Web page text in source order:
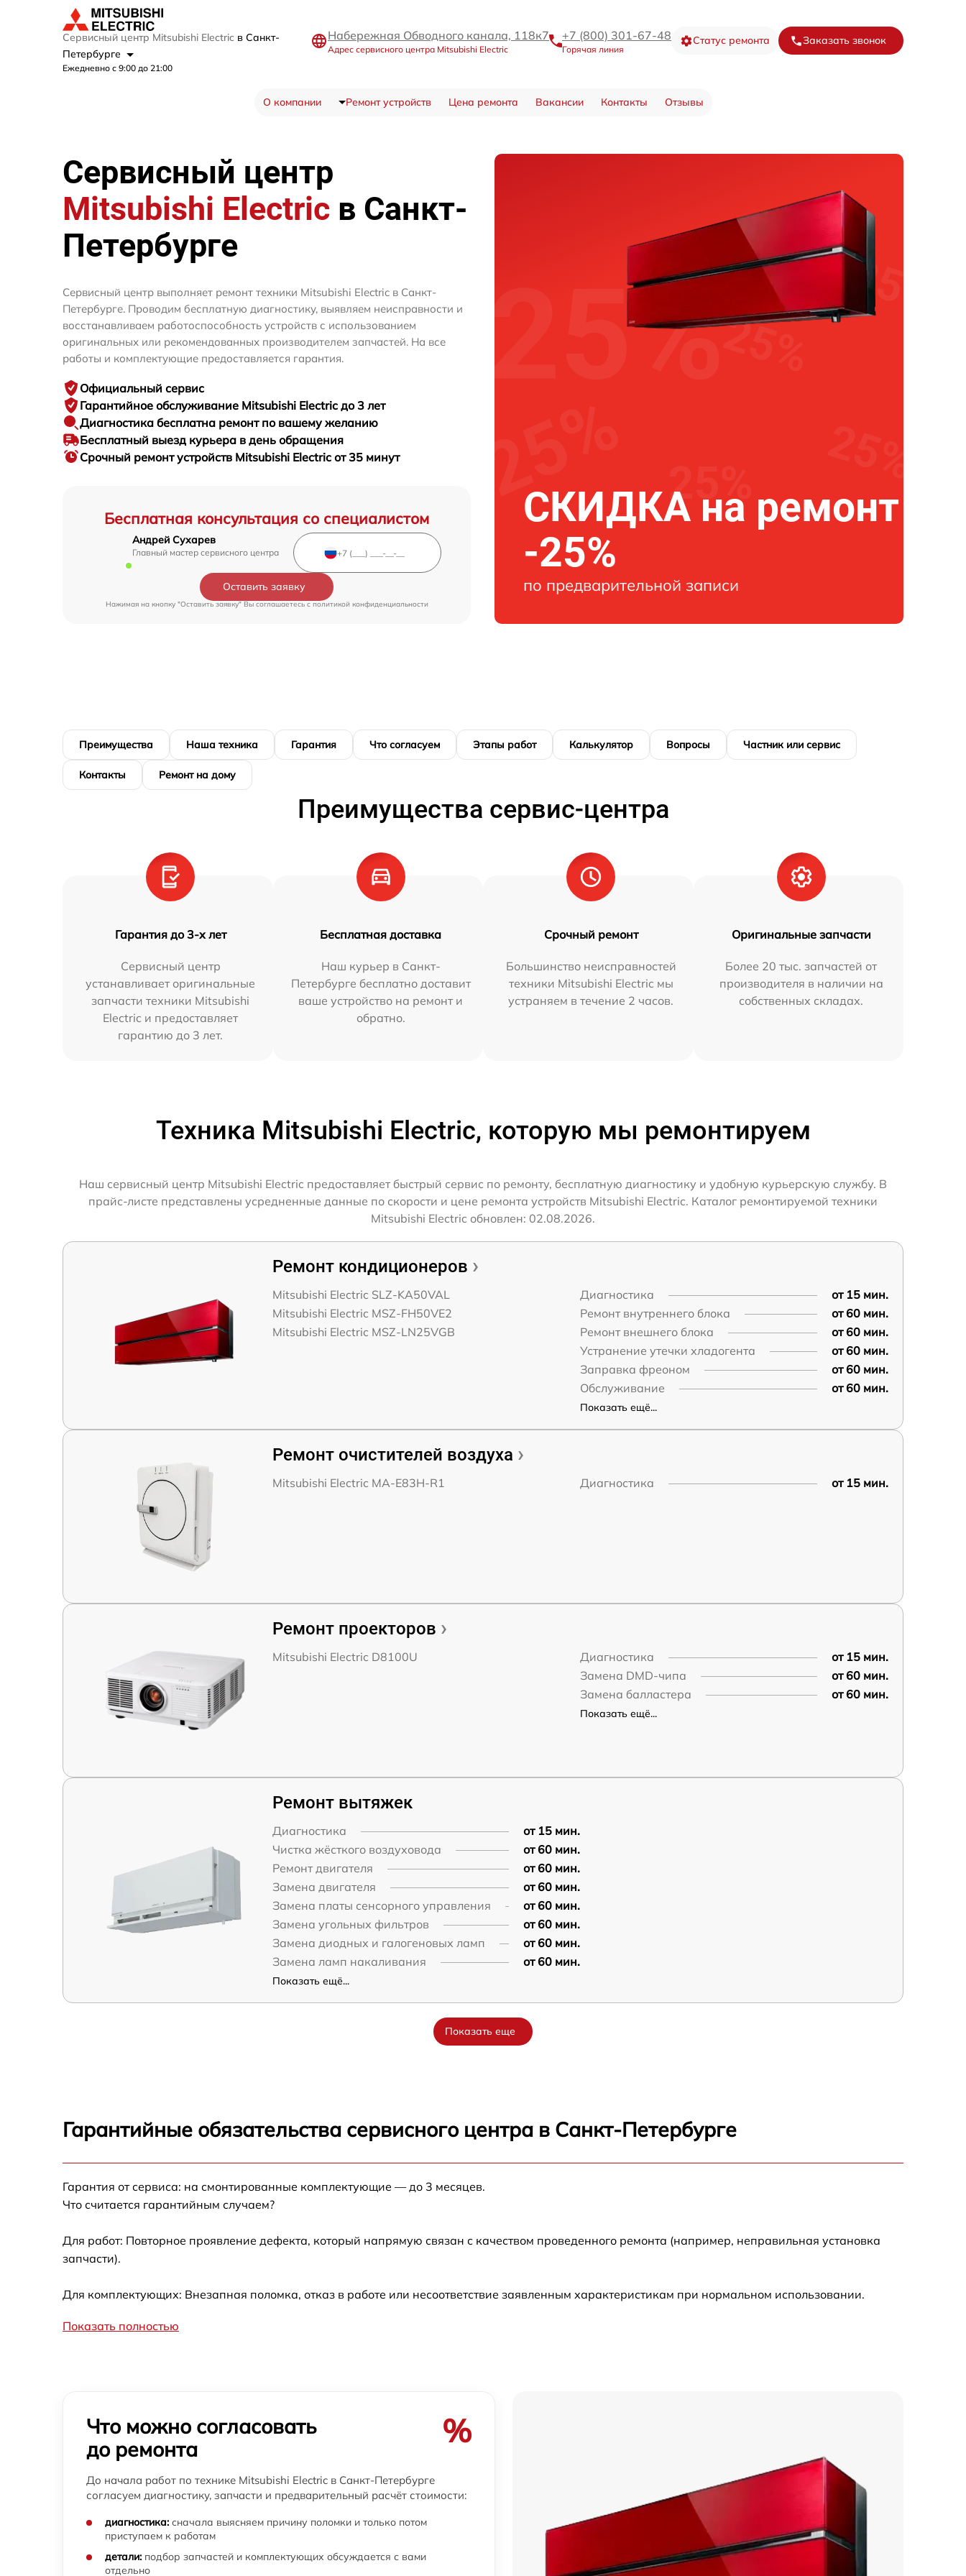
Сервисный центр Mitsubishi Electric в Санкт-
Петербурге
Ежедневно с 9:00 до 21:00
Набережная Обводного канала, 118к7
Адрес сервисного центра Mitsubishi Electric
+7 (800) 301-67-48
Горячая линия
Статус ремонта Заказать звонок
О компании Ремонт устройств Цена ремонта Вакансии Контакты Отзывы
Сервисный центр
Mitsubishi Electric в Санкт-
Петербурге
Бесплатная консультация со специалистом
Андрей Сухарев
Главный мастер сервисного центра
Оставить заявку
Нажимая на кнопку "Оставить заявку" Вы соглашаетесь c политикой конфиденциальности
Сервисный центр выполняет ремонт техники Mitsubishi Electric в Санкт-
Петербурге. Проводим бесплатную диагностику, выявляем неисправности и
восстанавливаем работоспособность устройств с использованием
оригинальных или рекомендованных производителем запчастей. На все
работы и комплектующие предоставляется гарантия.
Официальный сервис
Гарантийное обслуживание Mitsubishi Electric до 3 лет
Диагностика бесплатна ремонт по вашему желанию
Бесплатный выезд курьера в день обращения
Срочный ремонтустройств Mitsubishi Electric от 35 минут
СКИДКА на ремонт
-25%
по предварительной записи
Преимущества Наша техника Гарантия Что согласуем Этапы работ Калькулятор Вопросы Частник или сервис
Контакты Ремонт на дому
Преимущества сервис-центра
Гарантия до 3-х лет
Сервисный центр
устанавливает оригинальные
запчасти техники Mitsubishi
Electric и предоставляет
гарантию до 3 лет.
Бесплатная доставка
Наш курьер в Санкт-
Петербурге бесплатно доставит
ваше устройство на ремонт и
обратно.
Срочный ремонт
Большинство неисправностей
техники Mitsubishi Electric мы
устраняем в течение 2 часов.
Оригинальные запчасти
Более 20 тыс. запчастей от
производителя в наличии на
собственных складах.
Техника Mitsubishi Electric, которую мы ремонтируем
Наш сервисный центр Mitsubishi Electric предоставляет быстрый сервис по ремонту, бесплатную диагностику и удобную курьерскую службу. В
прайс-листе представлены усредненные данные по скорости и цене ремонта устройств Mitsubishi Electric. Каталог ремонтируемой техники
Mitsubishi Electric обновлен: 02.08.2026.
Ремонт кондиционеров
Mitsubishi Electric SLZ-KA50VAL
Mitsubishi Electric MSZ-FH50VE2
Mitsubishi Electric MSZ-LN25VGB
Диагностика
от 15 мин.
Ремонт внутреннего блока
от 60 мин.
Ремонт внешнего блока
от 60 мин.
Устранение утечки хладогента
от 60 мин.
Заправка фреоном
от 60 мин.
Обслуживание
от 60 мин.
Показать ещё...
Ремонт очистителей воздуха
Mitsubishi Electric MA-E83H-R1 Диагностика от 15 мин.
Ремонт проекторов
Mitsubishi Electric D8100U Диагностика
от 15 мин.
Замена DMD-чипа
от 60 мин.
Замена балластера
от 60 мин.
Показать ещё...
Ремонт вытяжек
Диагностика
от 15 мин.
Чистка жёсткого воздуховода
от 60 мин.
Ремонт двигателя
от 60 мин.
Замена двигателя
от 60 мин.
Замена платы сенсорного управления
от 60 мин.
Замена угольных фильтров
от 60 мин.
Замена диодных и галогеновых ламп
от 60 мин.
Замена ламп накаливания
от 60 мин.
Показать ещё...
Показать еще
Гарантийные обязательства сервисного центра в Санкт-Петербурге
Гарантия от сервиса: на смонтированные комплектующие — до 3 месяцев.
Что считается гарантийным случаем?
Для работ: Повторное проявление дефекта, который напрямую связан с качеством проведенного ремонта (например, неправильная установка
запчасти).
Для комплектующих: Внезапная поломка, отказ в работе или несоответствие заявленным характеристикам при нормальном использовании.
Показать полностью
Что можно согласовать
до ремонта
%
До начала работ по технике Mitsubishi Electric в Санкт-Петербурге
согласуем диагностику, запчасти и предварительный расчёт стоимости:
диагностика: сначала выясняем причину поломки и только потом
приступаем к работам
детали: подбор запчастей и комплектующих обсуждается с вами
отдельно